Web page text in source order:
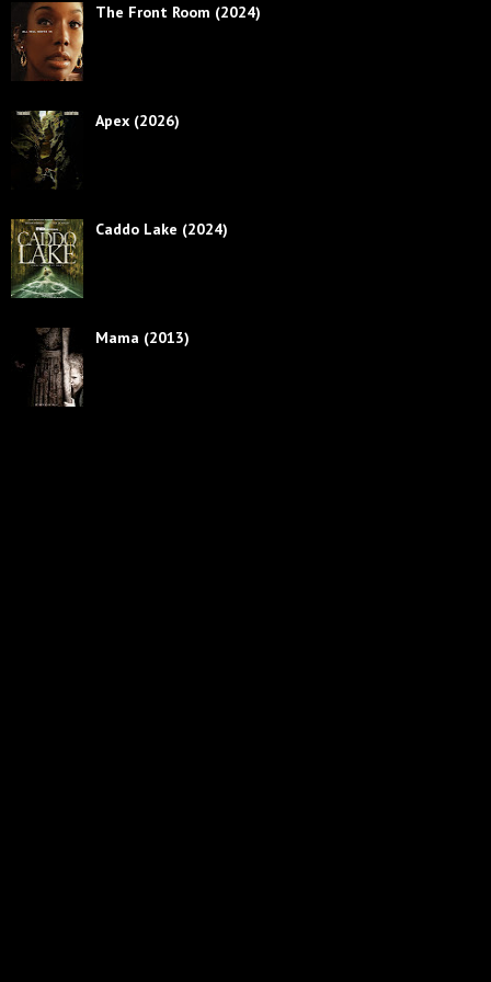
The Front Room (2024)
Apex (2026)
Caddo Lake (2024)
Mama (2013)